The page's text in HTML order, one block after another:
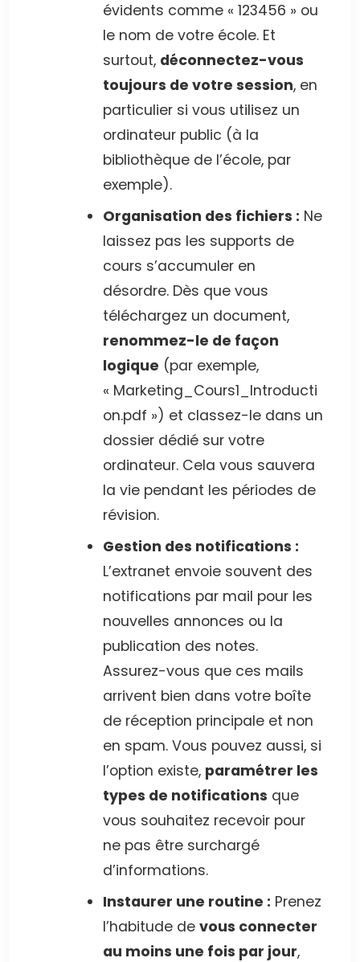
évidents comme « 123456 » ou
le nom de votre école. Et
surtout, déconnectez-vous
toujours de votre session, en
particulier si vous utilisez un
ordinateur public (à la
bibliothèque de l’école, par
exemple).
Organisation des fichiers : Ne
laissez pas les supports de
cours s’accumuler en
désordre. Dès que vous
téléchargez un document,
renommez-le de façon
logique (par exemple,
« Marketing_Cours1_Introducti
on.pdf ») et classez-le dans un
dossier dédié sur votre
ordinateur. Cela vous sauvera
la vie pendant les périodes de
révision.
Gestion des notifications :
L’extranet envoie souvent des
notifications par mail pour les
nouvelles annonces ou la
publication des notes.
Assurez-vous que ces mails
arrivent bien dans votre boîte
de réception principale et non
en spam. Vous pouvez aussi, si
l’option existe, paramétrer les
types de notifications que
vous souhaitez recevoir pour
ne pas être surchargé
d’informations.
Instaurer une routine : Prenez
l’habitude de vous connecter
au moins une fois par jour,